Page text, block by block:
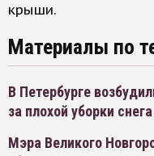
крыши.
Материалы по
В Петербурге
за плохой уборки снега
Мэра Великого